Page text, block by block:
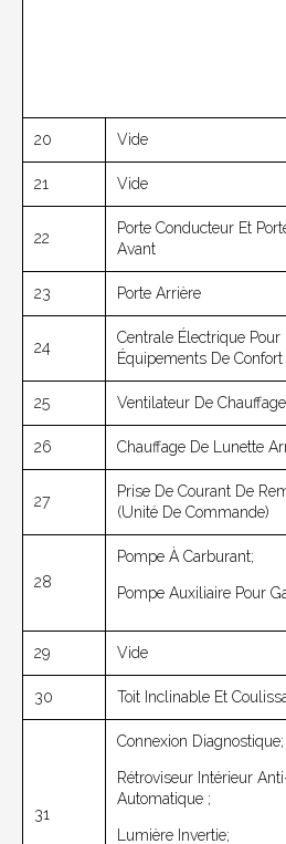
20 Vide
21 Vide
22
Porte Conducteur Et
Avant
23 Porte Arrière
24
Centrale Électrique Pour
Équipements De Confort
25 Ventilateur De Chauffage
26 Chauffage De Lunette
27
Prise De Courant De
(unité De Commande)
28
Pompe À Carburant;
Pompe Auxiliaire Pour
29 Vide
30 Toit Inclinable Et
31
Connexion Diagnostique;
Rétroviseur Intérieur
Automatique ;
Lumière Invertie;